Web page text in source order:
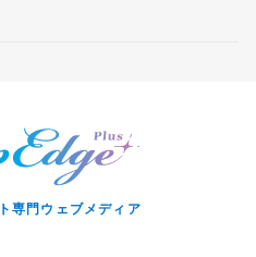
専門ウェブメディア